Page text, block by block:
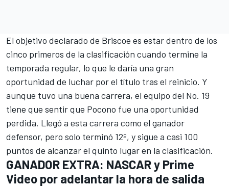
El objetivo declarado de Briscoe es estar dentro de los
cinco primeros de la clasificación cuando termine la
temporada regular, lo que le daría una gran
oportunidad de luchar por el título tras el reinicio. Y
aunque tuvo una buena carrera, el equipo del No. 19
tiene que sentir que Pocono fue una oportunidad
perdida. Llegó a esta carrera como el ganador
defensor, pero solo terminó 12º, y sigue a casi 100
puntos de alcanzar el quinto lugar en la clasificación.
GANADOR EXTRA: NASCAR y Prime
Video por adelantar la hora de salida